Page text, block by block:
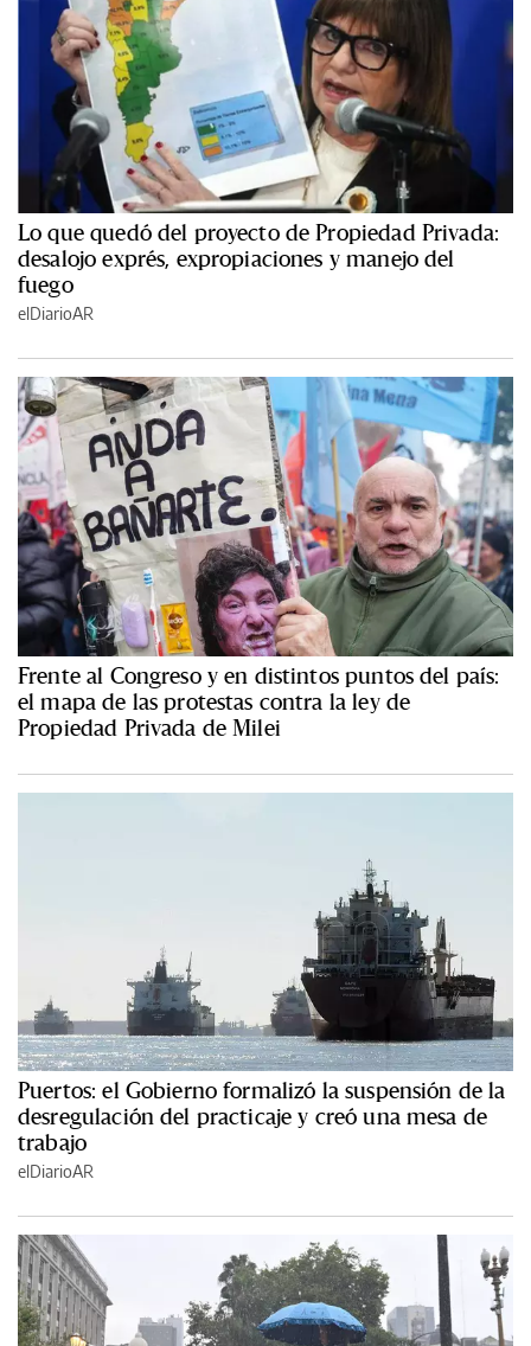
Lo que quedó del proyecto de Propiedad Privada:
desalojo exprés, expropiaciones y manejo del
fuego
elDiarioAR
Frente al Congreso y en distintos puntos del país:
el mapa de las protestas contra la ley de
Propiedad Privada de Milei
Puertos: el Gobierno formalizó la suspensión de la
desregulación del practicaje y creó una mesa de
trabajo
elDiarioAR